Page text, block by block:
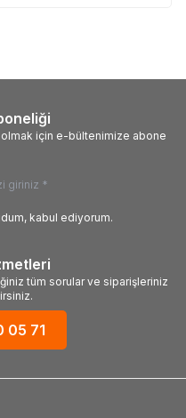
için e-bültenimize abone
kabul ediyorum.
tüm sorular ve siparişleriniz
05 71